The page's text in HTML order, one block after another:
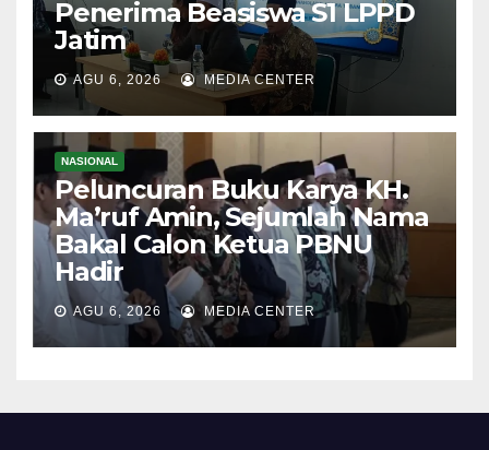
Penerima Beasiswa S1 LPPD
Jatim
AGU 6, 2026 MEDIA CENTER
NASIONAL
Peluncuran Buku Karya KH.
Ma’ruf Amin, Sejumlah Nama
Bakal Calon Ketua PBNU
Hadir
AGU 6, 2026 MEDIA CENTER